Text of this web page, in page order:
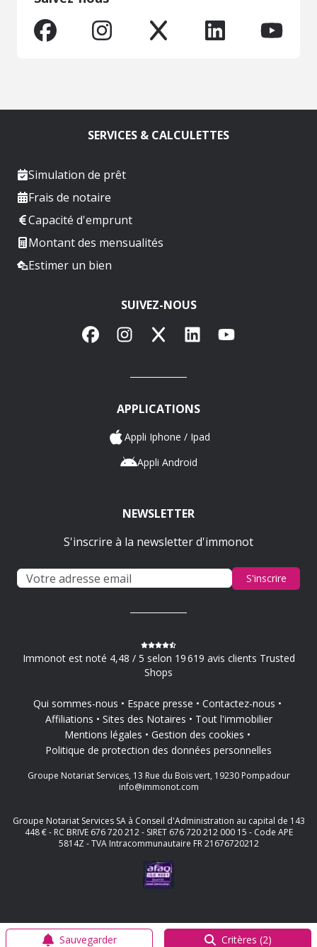
Sauvegarder Critères (2)
SERVICES & CALCULETTES
Simulation de prêt
Frais de notaire
Capacité d'emprunt
Montant des mensualités
Estimer un bien
SUIVEZ-NOUS
FacebookInstagram
X LinkedInYouTube
APPLICATIONS
Appli Iphone / Ipad
Appli Android
NEWSLETTER
S'inscrire à la newsletter d'immonot
S'inscrire
Immonot est noté 4,48 / 5 selon 19 619 avis clients Trusted
Shops
Qui sommes-nous Espace presse
Contactez-nous
Affiliations
Sites des Notaires
Tout l'immobilier
Mentions légales
Gestion des cookies
Politique de protection des données personnelles
Groupe Notariat Services, 13 Rue du Bois vert, 19230 Pompadour
info@immonot.com
Groupe Notariat Services SA à Conseil d'Administration au capital de 143
448 € - RC BRIVE 676 720 212 - SIRET 676 720 212 000 15 - Code APE
5814Z - TVA Intracommunautaire FR 21676720212